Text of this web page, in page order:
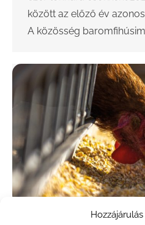
között az előző év
A közösség